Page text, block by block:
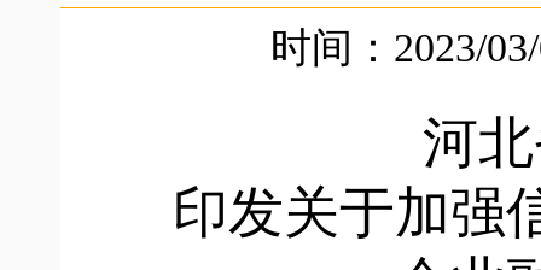
时间：2023/
河
印发关于加强